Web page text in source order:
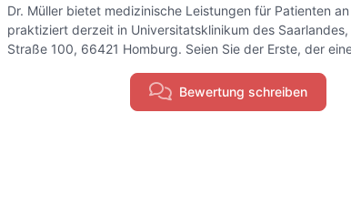
Dr. Müller bietet medizinische Leistungen für Patienten
praktiziert derzeit in Universitatsklinikum des
Straße 100, 66421 Homburg. Seien Sie der Erste, der
Bewertung schreiben